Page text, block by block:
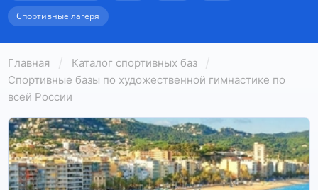
Спортивные лагеря
Главная
Каталог спортивных баз
Спортивные базы по художественной гимнастике по
всей России